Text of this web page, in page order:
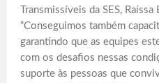
Transmissíveis da SES,
“Conseguimos também
garantindo que as equipes
com os desafios nessas
suporte às pessoas que